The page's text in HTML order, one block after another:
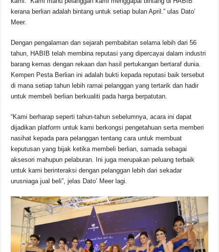
kerana berlian adalah bintang untuk setiap bulan April.” ulas Dato’
Meer.
Dengan pengalaman dan sejarah pembabitan selama lebih dari 56
tahun, HABIB telah membina reputasi yang dipercayai dalam industri
barang kemas dengan rekaan dan hasil pertukangan bertaraf dunia.
Kempen Pesta Berlian ini adalah bukti kepada reputasi baik tersebut
di mana setiap tahun lebih ramai pelanggan yang tertarik dan hadir
untuk membeli berlian berkualiti pada harga berpatutan.
“Kami berharap seperti tahun-tahun sebelumnya, acara ini dapat
dijadikan platform untuk kami berkongsi pengetahuan serta memberi
nasihat kepada para pelanggan tentang cara untuk membuat
keputusan yang bijak ketika membeli berlian, samada sebagai
aksesori mahupun pelaburan. Ini juga merupakan peluang terbaik
untuk kami berinteraksi dengan pelanggan lebih dari sekadar
urusniaga jual beli”, jelas Dato’ Meer lagi.